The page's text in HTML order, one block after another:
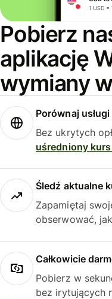
Pobierz
aplikację
wymiany
Porównaj
Bez ukrytych
uśredniony
Śledź aktualne
Zapamiętaj
obserwować,
Całkowicie
Pobierz w
bez irytujących